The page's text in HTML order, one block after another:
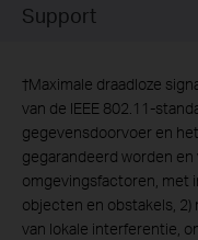
Support
†Maximale draadloze
van de IEEE 802.11-
gegevensdoorvoer en
gegarandeerd worden en
omgevingsfactoren, met
objecten en obstakels,
van lokale interferentie,